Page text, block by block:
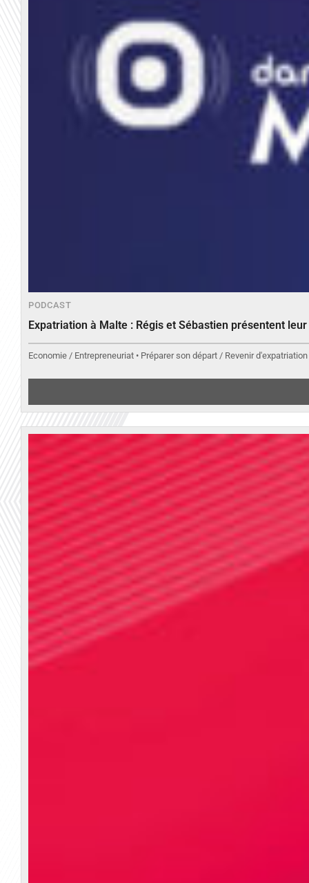
PODCAST
Expatriation à Malte : Régis et Sébastien présentent
Economie / Entrepreneuriat • Préparer son départ / Revenir d'expatriation